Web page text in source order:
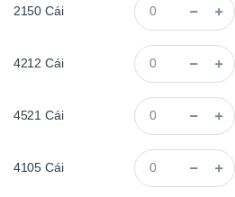
2150 Cái
4212 Cái
4521 Cái
4105 Cái